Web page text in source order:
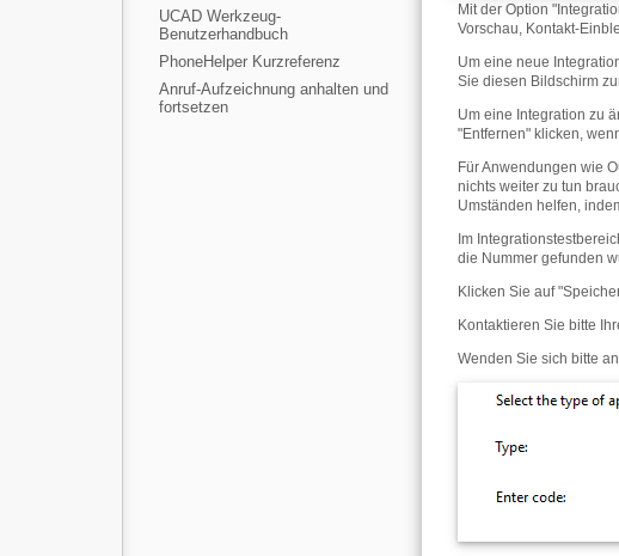
UCAD Werkzeug-
Benutzerhandbuch
PhoneHelper Kurzreferenz
Anruf-Aufzeichnung anhalten und
fortsetzen
Mit der Option
Vorschau, Kontakt-
Um eine neue
Sie diesen Bildschirm
Um eine Integration zu
"Entfernen" klicken,
Für Anwendungen wie
nichts weiter zu tun
Umständen helfen,
Im
die Nummer gefunden
Klicken Sie auf
Kontaktieren Sie bitte
Wenden Sie sich bitte